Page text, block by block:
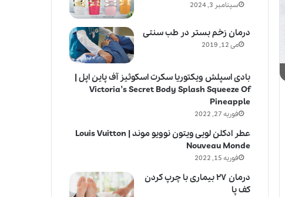
سپتامبر 3, 2024
درمان زخم بستر در طب سنتی
می 12, 2019
بادی اسپلش ویکتوریا سکرت اسکوئیز آف پاین اپل |
Victoria’s Secret Body Splash Squeeze Of
Pineapple
فوریه 27, 2022
عطر ادکلن لویی ویتون نوویو موند | Louis Vuitton
Nouveau Monde
فوریه 15, 2022
درمان ۲۷ بیماری با چرپ کردن
کف پا